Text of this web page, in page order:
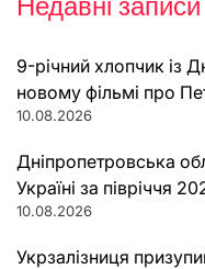
9-річний хлопчик із
новому фільмі про
10.08.2026
Дніпропетровська
Україні за півріччя
10.08.2026
Укрзалізниця